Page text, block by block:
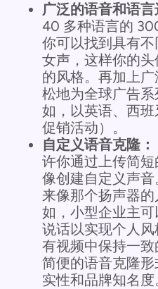
广泛的语音和语言
40 多种语言的
你可以找到具有
女声，这样你的
的风格。再加上
松地为全球广告
如，以英语、西
促销活动）。
自定义语音克隆：
许你通过上传简
像创建自定义声
来像那个扬声器
如，小型企业主
说话以实现个人
有视频中保持一
简便的语音克隆
实性和品牌知名度